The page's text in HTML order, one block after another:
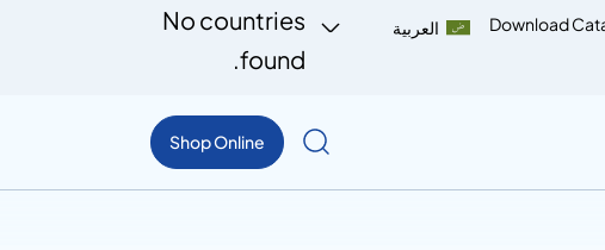
Download العربية
No countries
found.
Shop Online